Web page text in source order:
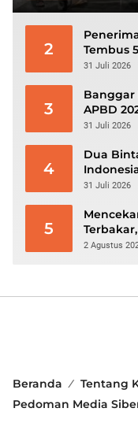
2
Tembus
Rp56,3
31 Juli 2026
3
Banggar
APBD
dan
31 Juli 2026
4
Dua
Villa di
31 Juli 2026
5
2 Agustus
Beranda Tentang
Pedoman Media